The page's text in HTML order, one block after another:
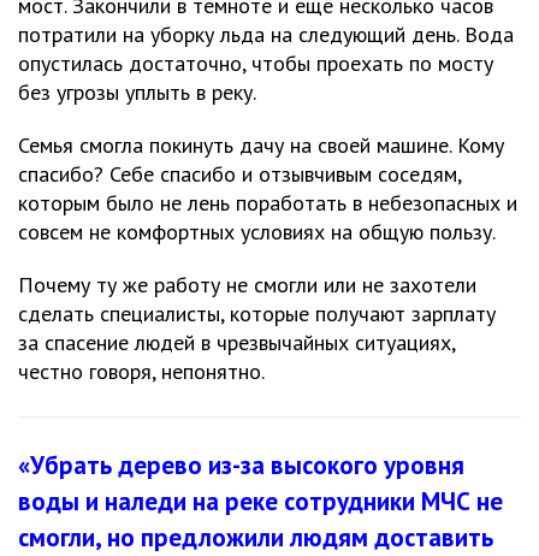
мост. Закончили в темноте и ещё несколько часов
потратили на уборку льда на следующий день. Вода
опустилась достаточно, чтобы проехать по мосту
без угрозы уплыть в реку.
Семья смогла покинуть дачу на своей машине. Кому
спасибо? Себе спасибо и отзывчивым соседям,
которым было не лень поработать в небезопасных и
совсем не комфортных условиях на общую пользу.
Почему ту же работу не смогли или не захотели
сделать специалисты, которые получают зарплату
за спасение людей в чрезвычайных ситуациях,
честно говоря, непонятно.
«Убрать дерево из-за высокого уровня
воды и наледи на реке сотрудники МЧС не
смогли, но предложили людям доставить